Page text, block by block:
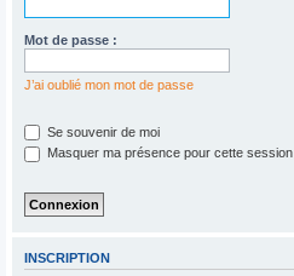
Mot de passe :
J’ai oublié mon mot de passe
Se souvenir de moi
Masquer ma présence pour cette session
INSCRIPTION